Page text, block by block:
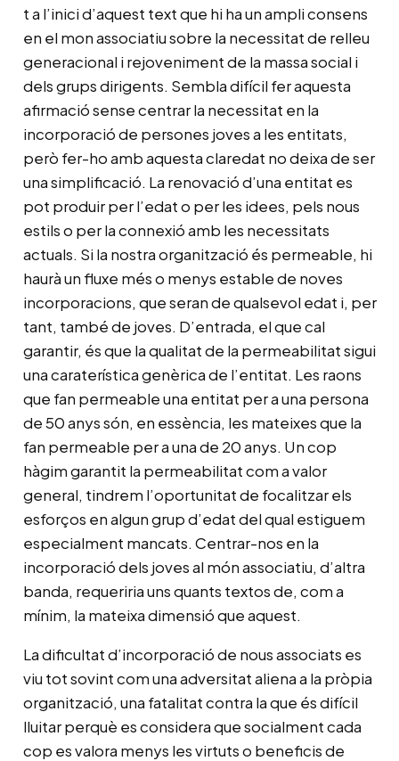
t a l’inici d’aquest text que hi ha un ampli consens
en el mon associatiu sobre la necessitat de relleu
generacional i rejoveniment de la massa social i
dels grups dirigents. Sembla difícil fer aquesta
afirmació sense centrar la necessitat en la
incorporació de persones joves a les entitats,
però fer-ho amb aquesta claredat no deixa de ser
una simplificació. La renovació d’una entitat es
pot produir per l’edat o per les idees, pels nous
estils o per la connexió amb les necessitats
actuals. Si la nostra organització és permeable, hi
haurà un fluxe més o menys estable de noves
incorporacions, que seran de qualsevol edat i, per
tant, també de joves. D’entrada, el que cal
garantir, és que la qualitat de la permeabilitat sigui
una caraterística genèrica de l’entitat. Les raons
que fan permeable una entitat per a una persona
de 50 anys són, en essència, les mateixes que la
fan permeable per a una de 20 anys. Un cop
hàgim garantit la permeabilitat com a valor
general, tindrem l’oportunitat de focalitzar els
esforços en algun grup d’edat del qual estiguem
especialment mancats. Centrar-nos en la
incorporació dels joves al món associatiu, d’altra
banda, requeriria uns quants textos de, com a
mínim, la mateixa dimensió que aquest.
La dificultat d’incorporació de nous associats es
viu tot sovint com una adversitat aliena a la pròpia
organització, una fatalitat contra la que és difícil
lluitar perquè es considera que socialment cada
cop es valora menys les virtuts o beneficis de